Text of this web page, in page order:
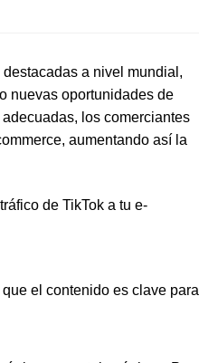
a nivel mundial,
nuevas oportunidades de
los comerciantes
ommerce, aumentando así la
de TikTok a tu e-
el contenido es clave para